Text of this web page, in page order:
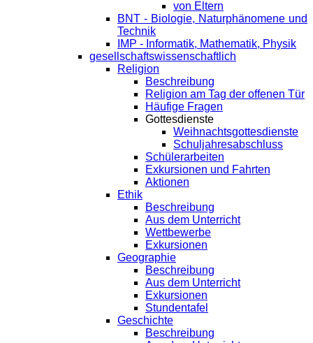
von Eltern
BNT - Biologie, Naturphänomene und
Technik
IMP - Informatik, Mathematik, Physik
gesellschaftswissenschaftlich
Religion
Beschreibung
Religion am Tag der offenen Tür
Häufige Fragen
Gottesdienste
Weihnachtsgottesdienste
Schuljahresabschluss
Schülerarbeiten
Exkursionen und Fahrten
Aktionen
Ethik
Beschreibung
Aus dem Unterricht
Wettbewerbe
Exkursionen
Geographie
Beschreibung
Aus dem Unterricht
Exkursionen
Stundentafel
Geschichte
Beschreibung